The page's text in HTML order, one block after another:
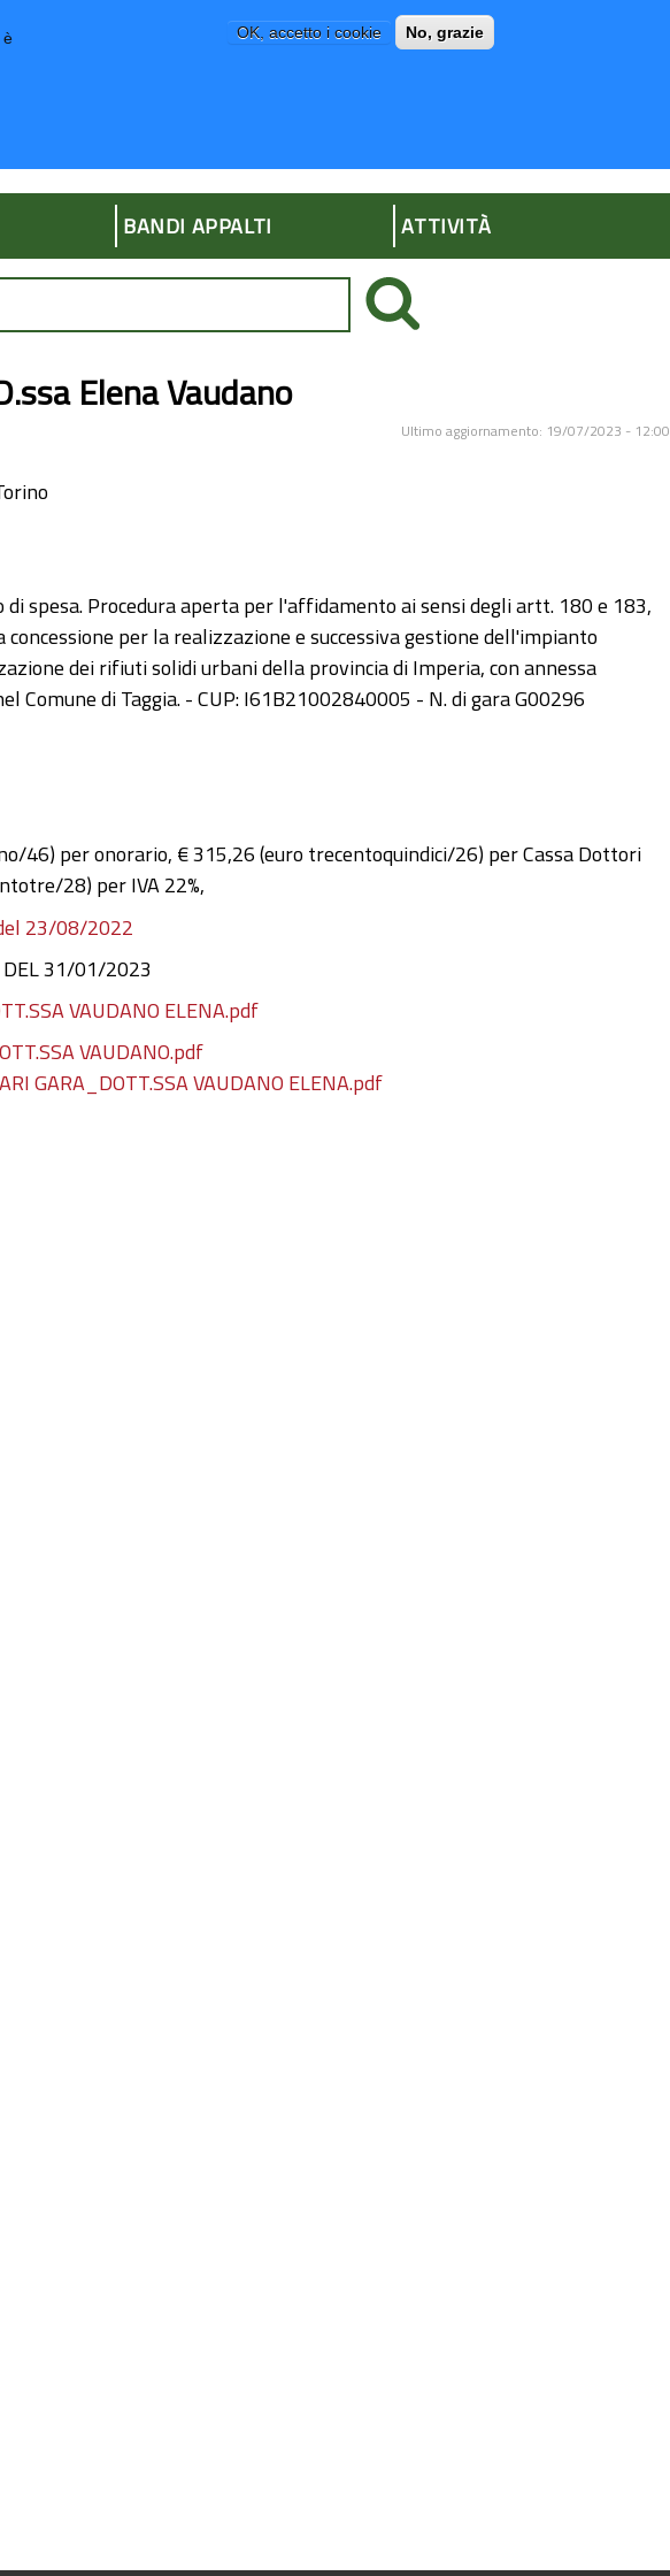
è
OK, accetto i cookie No, grazie
BANDI APPALTI ATTIVITÀ
Elena Vaudano
Ultimo aggiornamento: 19/07/2023 - 12:00
di spesa. Procedura aperta per l'affidamento ai sensi degli artt. 180 e 183,
concessione per la realizzazione e successiva gestione dell'impianto
dei rifiuti solidi urbani della provincia di Imperia, con annessa
Comune di Taggia. - CUP: I61B21002840005 - N. di gara G00296
46) per onorario, € 315,26 (euro trecentoquindici/26) per Cassa Dottori
28) per IVA 22%,
23/08/2022
DEL 31/01/2023
VAUDANO ELENA.pdf
VAUDANO.pdf
GARA_DOTT.SSA VAUDANO ELENA.pdf